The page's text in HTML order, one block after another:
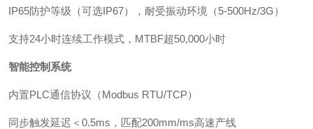
IP65防护等级（可选IP67），耐受振动环境（5-500Hz/3G）
支持24小时连续工作模式，MTBF超50,000小时
智能控制系统
内置PLC通信协议（Modbus RTU/TCP）
同步触发延迟＜0.5ms，匹配200mm/ms高速产线